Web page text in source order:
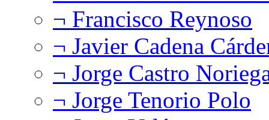
¬ Francisco Reynoso
¬ Javier Cadena
¬ Jorge Castro
¬ Jorge Tenorio Polo